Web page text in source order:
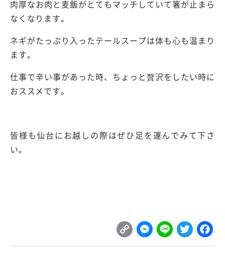
肉厚なお肉と麦飯がとてもマッチしていて箸が止まら
なくなります。
ネギがたっぷり入ったテールスープは体も心も温まり
ます。
仕事で辛い事があった時、ちょっと贅沢をしたい時に
おススメです。
皆様も仙台にお越しの際はぜひ足を運んでみて下さ
い。
C
o
M
e
L
i
T
w